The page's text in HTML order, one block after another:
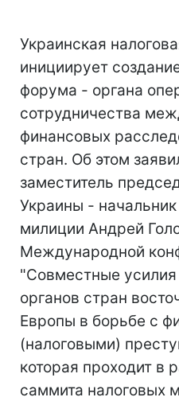
Украинская
инициирует
форума - органа
сотрудничества
финансовых
стран. Об этом
заместитель
Украины - начальник
милиции Андрей
Международной
"Совместные
органов стран
Европы в борьбе с
(налоговыми)
которая проходит в
саммита налоговых